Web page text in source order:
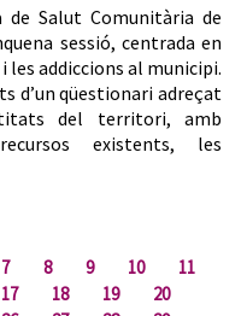
Salut Comunitària de
sessió, centrada en
les addiccions al municipi.
d’un qüestionari adreçat
del territori, amb
existents, les
7 8 9 10
11
17 18 19
20